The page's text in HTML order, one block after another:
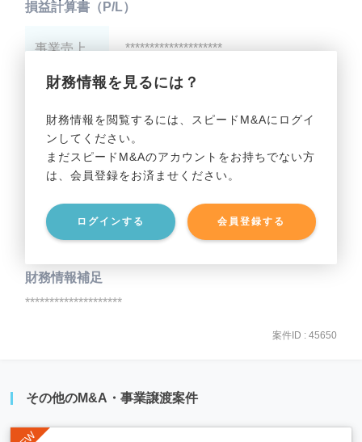
財務情報を見るには？
財務情報を閲覧するには、スピードM&Aにログイ
ンしてください。
まだスピードM&Aのアカウントをお持ちでない方
は、会員登録をお済ませください。
ログインする 会員登録する
損益計算書（P/L）
事業売上 ********************
事業利益 ********************
貸借対照表（B/S）
事業資産 ********************
事業負債 ********************
財務情報補足
********************
案件ID : 45650
その他のM&A・事業譲渡案件